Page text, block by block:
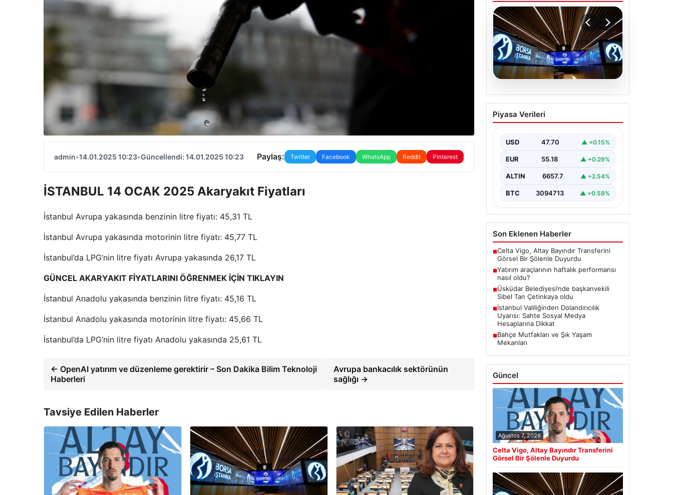
admin•14.01.2025 10:23•Güncellendi: 14.01.2025 10:23 Paylaş: Twitter Facebook WhatsApp Reddit Pinterest
İSTANBUL 14 OCAK 2025 Akaryakıt Fiyatları
İstanbul Avrupa yakasında benzinin litre fiyatı: 45,31 TL
İstanbul Avrupa yakasında motorinin litre fiyatı: 45,77 TL
İstanbul’da LPG’nin litre fiyatı Avrupa yakasında 26,17 TL
GÜNCEL AKARYAKIT FİYATLARINI ÖĞRENMEK İÇİN TIKLAYIN
İstanbul Anadolu yakasında benzinin litre fiyatı: 45,16 TL
İstanbul Anadolu yakasında motorinin litre fiyatı: 45,66 TL
İstanbul’da LPG’nin litre fiyatı Anadolu yakasında 25,61 TL
← OpenAI yatırım ve düzenleme gerektirir – Son Dakika Bilim Teknoloji
Haberleri
Avrupa bankacılık sektörünün
sağlığı →
Tavsiye Edilen Haberler
06.08.2026
Yatırım araçlarının
haftalık performansı
Piyasa Verileri
USD 47.70 ▲ +0.15%
EUR 55.18 ▲ +0.29%
ALTIN 6657.7 ▲ +2.54%
BTC 3094713 ▲ +0.59%
Son Eklenen Haberler
■Celta Vigo, Altay Bayındır Transferini
Görsel Bir Şölenle Duyurdu
■Yatırım araçlarının haftalık performansı
nasıl oldu?
■Üsküdar Belediyesi’nde başkanvekili
Sibel Tan Çetinkaya oldu
■İstanbul Valiliğinden Dolandırıcılık
Uyarısı: Sahte Sosyal Medya
Hesaplarına Dikkat
■Bahçe Mutfakları ve Şık Yaşam
Mekanları
Güncel
Ağustos 7, 2026
Celta Vigo, Altay Bayındır Transferini
Görsel Bir Şölenle Duyurdu